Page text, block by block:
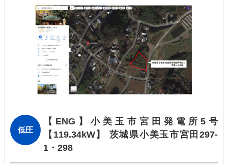
低圧
【ENG】小美玉市宮田発電所5号
【119.34kW】 茨城県小美玉市宮田297-
1・298